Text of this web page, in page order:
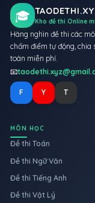
🎓 Kho đề thi Online
Hàng nghìn đề thi các
chấm điểm tự động,
toàn miễn phí.
📧
F Y T
MÔN HỌC
Đề thi Toán
Đề thi Ngữ Văn
Đề thi Tiếng Anh
Đề thi Vật Lý